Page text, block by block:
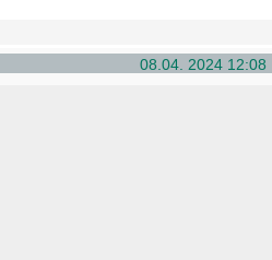
08.04. 2024 12:08